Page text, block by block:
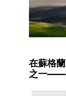
在蘇格
之一——